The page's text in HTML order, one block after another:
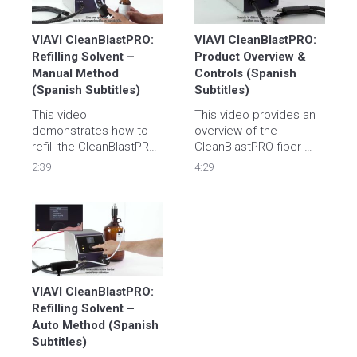
www.viavisolutions.com/cleanblastpro
VIAVI CleanBlastPRO:
Refilling Solvent –
Manual Method
(Spanish Subtitles)
This video
demonstrates how to
refill the CleanBlastPRO
with solvent using a
www.viavisolutions.com/cleanblastpro
2:39
VIAVI CleanBlastPRO:
Product Overview &
Controls (Spanish
Subtitles)
This video provides an
overview of the
CleanBlastPRO fiber
optic end-face cleaning
4:29
VIAVI CleanBlastPRO:
Refilling Solvent –
Auto Method (Spanish
Subtitles)